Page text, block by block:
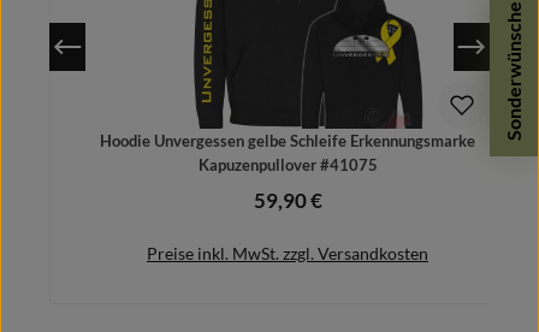
Sonderwünsche
Hoodie Unvergessen gelbe Schleife Erkennungsmarke
Kapuzenpullover #41075
Regulärer Preis:
59,90 €
Preise inkl. MwSt. zzgl. Versandkosten